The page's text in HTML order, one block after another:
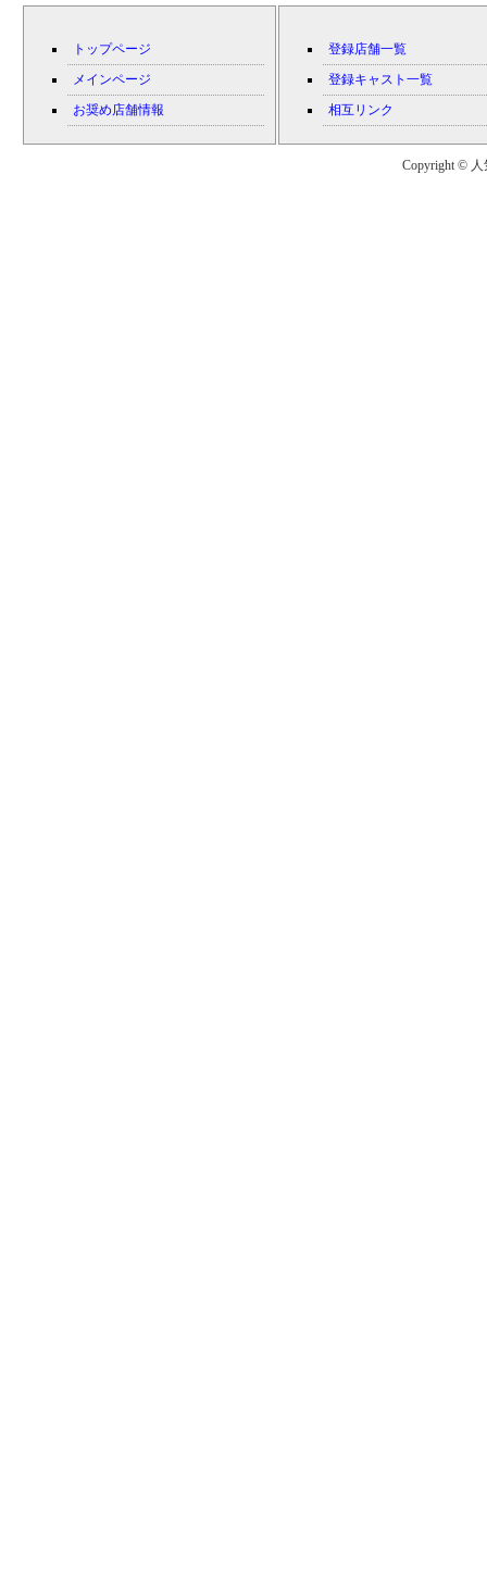
トップページ
メインページ
お奨め店舗情報
登録店舗一覧
登録キャスト一覧
相互リンク
Copyright © 人